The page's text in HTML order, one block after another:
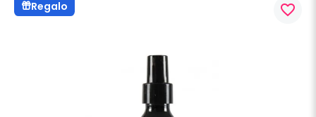
Regalo favorite_border